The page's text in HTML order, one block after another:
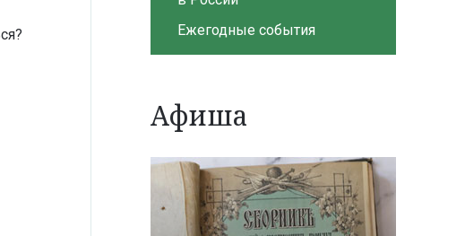
Ежегодные события
Афиша